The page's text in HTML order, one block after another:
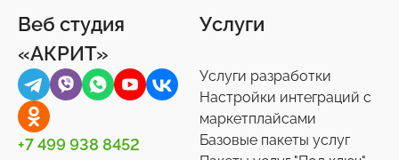
Веб студия
«АКРИТ»
+7 499 938 8452
Услуги
Услуги разработки
Настройки интеграций с
маркетплайсами
Базовые пакеты услуг